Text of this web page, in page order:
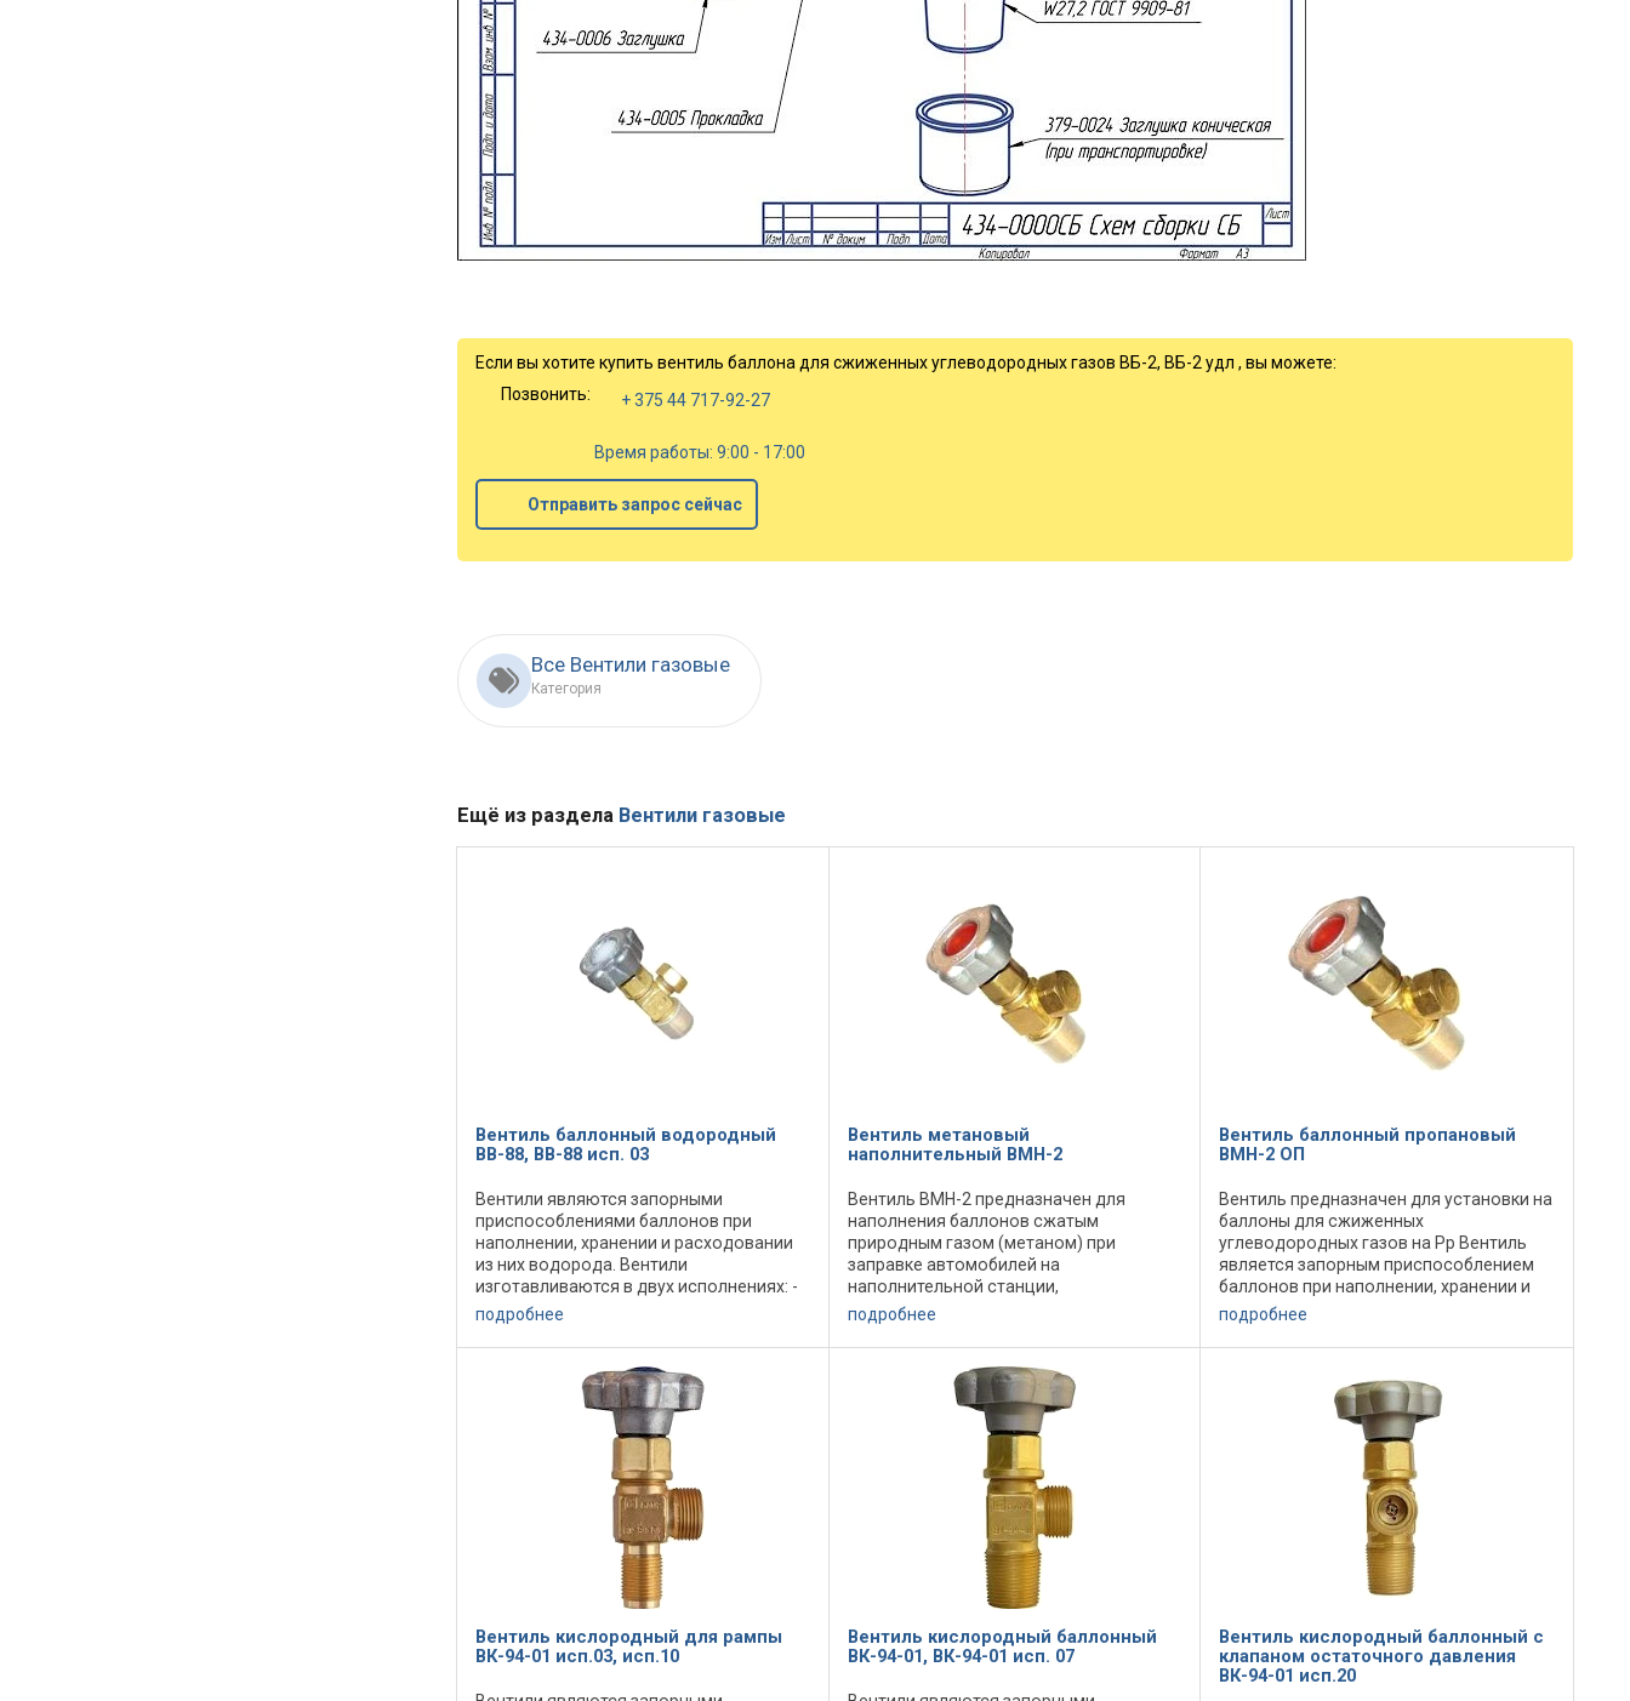
Если вы хотите купить вентиль баллона для сжиженных углеводородных газов ВБ-2, ВБ-2 удл , вы можете:
Позвонить:
+ 375 44 717-92-27
Время работы: 9:00 - 17:00
Отправить запрос сейчас
Все Вентили газовые
Категория
Ещё из раздела Вентили газовые
Вентиль баллонный водородный
ВВ-88, ВВ-88 исп. 03
Вентили являются запорными
приспособлениями баллонов при
наполнении, хранении и расходовании
из них водорода. Вентили
изготавливаются в двух исполнениях: -
ВВ-88 для установки на баллоны
среднего объема; - ВВ-88 исп.03 для
установки на баллоны ...
подробнее
Вентиль метановый
наполнительный ВМН-2
Вентиль ВМН-2 предназначен для
наполнения баллонов сжатым
природным газом (метаном) при
заправке автомобилей на
наполнительной станции,
комплектуется заглушкой Вентиль
ВМР-2 предназначен для питания
основной газовой магистрали
автомобиля при его ...
подробнее
Вентиль баллонный пропановый
ВМН-2 ОП
Вентиль предназначен для установки на
баллоны для сжиженных
углеводородных газов на Рр Вентиль
является запорным приспособлением
баллонов при наполнении, хранении и
расходовании из него газа. Вентиль ОКП
36 4573 изготавливается по ТУ 304-20-6-
90. ...
подробнее
Вентиль кислородный для рампы
ВК-94-01 исп.03, исп.10
Вентиль кислородный баллонный
ВК-94-01, ВК-94-01 исп. 07
Вентиль кислородный баллонный с
клапаном остаточного давления
ВК-94-01 исп.20